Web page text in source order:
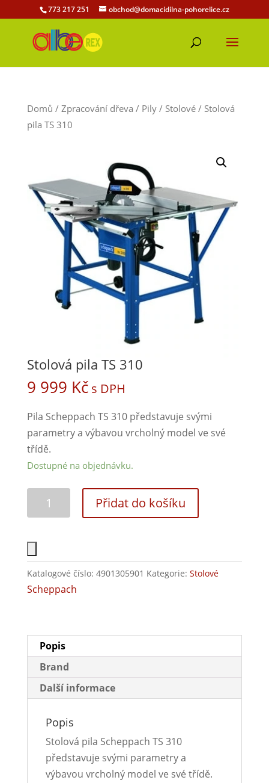
773 217 251 obchod@domacidilna-pohorelice.cz
Domů / Zpracování dřeva / Pily/ Stolové/ Stolová
pila TS 310
Stolová pila TS 310
9 999 Kč s DPH
Pila Scheppach TS 310 představuje svými
parametry a výbavou vrcholný model ve své
třídě.
Dostupné na objednávku.
Přidat do košíku
Katalogové číslo: 4901305901 Kategorie: Stolové
Scheppach
Popis
Brand
Další informace
Popis
Stolová pila Scheppach TS 310
představuje svými parametry a
výbavou vrcholný model ve své třídě.